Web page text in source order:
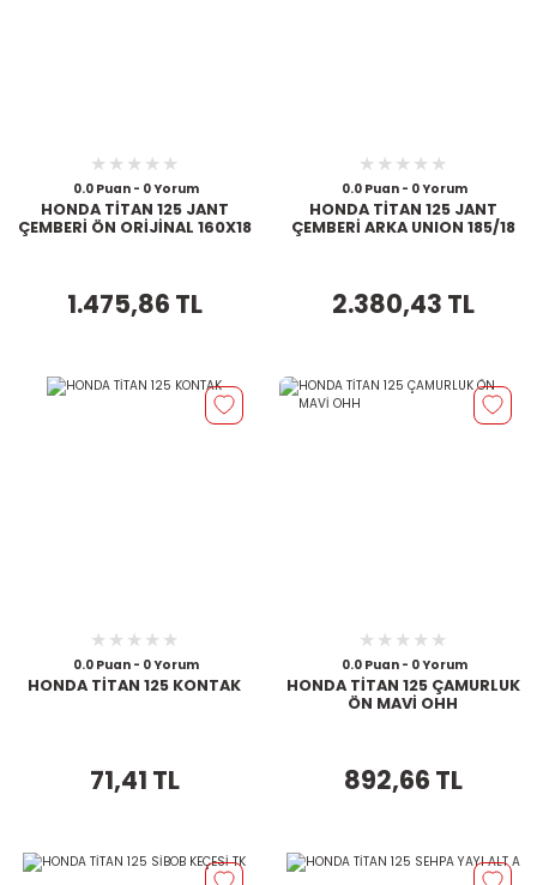
0.0 Puan - 0 Yorum
HONDA TİTAN 125 JANT
ÇEMBERİ ÖN ORİJİNAL 160X18
1.475,86 TL
0.0 Puan - 0 Yorum
HONDA TİTAN 125 JANT
ÇEMBERİ ARKA UNION 185/18
2.380,43 TL
0.0 Puan - 0 Yorum
HONDA TİTAN 125 KONTAK
71,41 TL
0.0 Puan - 0 Yorum
HONDA TİTAN 125 ÇAMURLUK
ÖN MAVİ OHH
892,66 TL